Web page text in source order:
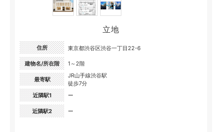
立地
住所 東京都渋谷区渋谷一丁目22-6
建物名/所在階 1～2階
最寄駅
JR山手線渋谷駅
徒歩7分
近隣駅1
ー
近隣駅2 ー